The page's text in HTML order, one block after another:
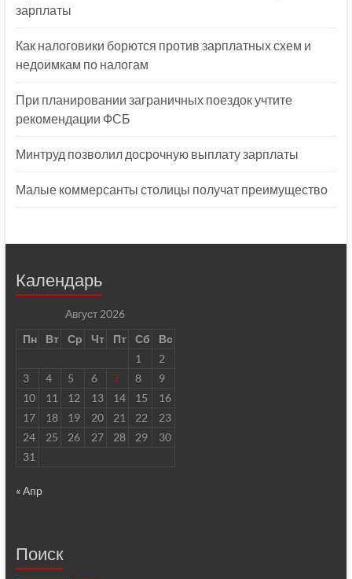
зарплаты
Как налоговики борются против зарплатных схем и
недоимкам по налогам
При планировании заграничных поездок учтите
рекомендации ФСБ
Минтруд позволил досрочную выплату зарплаты
Малые коммерсанты столицы получат преимущество
Календарь
Август 2026
Пн
Вт Ср Чт Пт Сб
Вс
1
2
3
4 5 6 7 8
9
10
11 12 13 14 15
16
17
18 19 20 21 22
23
24
25 26 27 28 29
30
31
« Апр
Поиск